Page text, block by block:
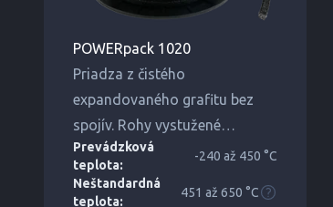
POWERpack 1020
Priadza z čistého
expandovaného grafitu bez
spojív. Rohy vystužené
opletenou priadzou z čistých
uhlíkových vlákien. Zvýšená
odolnosť voči tlaku.
Prevádzková
teplota:
-240 až 450 °C
Neštandardná
teplota:
451 až 650 °C